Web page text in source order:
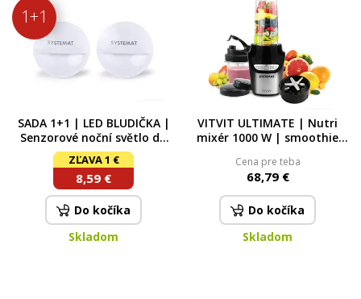
1+1
SADA 1+1 | LED BLUDIČKA |
Senzorové noční světlo do
zásuvky
ZĽAVA 1 €
8,59 €
Do kočíka
Skladom
VITVIT ULTIMATE | Nutri
mixér 1000 W | smoothie
SYSTEMAT
Cena pre teba
68,79 €
Do kočíka
Skladom